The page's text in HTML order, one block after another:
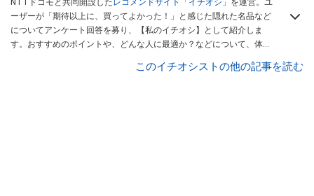
NTTドコモと共同開設したレコメンドサイト「イチオシ」 を運営。ユ
ーザーが「期待以上に、買ってよかった！」と感じた隠れた名品など
についてアンケート回答を募り、【私のイチオシ】として紹介しま
す。おすすめのポイントや、どんな人に最適か？などについて、体験
このイチオシストの他の記事を読む